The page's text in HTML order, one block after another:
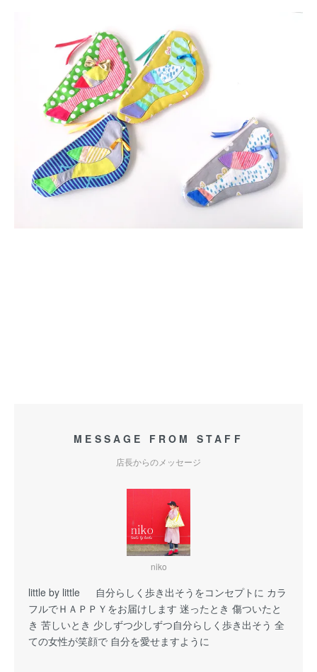
MESSAGE FROM STAFF
店長からのメッセージ
niko
little by little 自分らしく歩き出そうをコンセプトに カラ
フルでＨＡＰＰＹをお届けします 迷ったとき 傷ついたと
き 苦しいとき 少しずつ少しずつ自分らしく歩き出そう 全
ての女性が笑顔で 自分を愛せますように